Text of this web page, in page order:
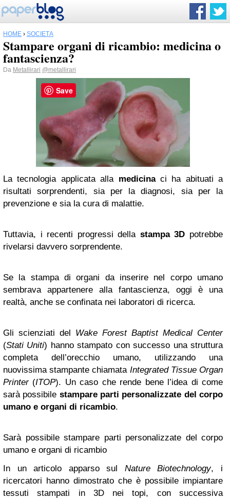
HOME › SOCIETÀ
Stampare organi di ricambio: medicina o
fantascienza?
Da Metallirari @metallirari
La tecnologia applicata alla medicinaci ha abituati a
risultati sorprendenti, sia per la diagnosi, sia per la
prevenzione e sia la cura di malattie.
Tuttavia, i recenti progressi della stampa 3D potrebbe
rivelarsi davvero sorprendente.
Se la stampa di organi da inserire nel corpo umano
sembrava appartenere alla fantascienza, oggi è una
realtà, anche se confinata nei laboratori di ricerca.
Gli scienziati del Wake Forest Baptist Medical Center
(Stati Uniti) hanno stampato con successo una struttura
completa dell’orecchio umano, utilizzando una
nuovissima stampante chiamata Integrated Tissue Organ
Printer(ITOP). Un caso che rende bene l’idea di come
sarà possibile stampare parti personalizzate del corpo
umano e organi di ricambio.
Sarà possibile stampare parti personalizzate del corpo
umano e organi di ricambio
In un articolo apparso sul Nature Biotechnology, i
ricercatori hanno dimostrato che è possibile impiantare
tessuti stampati in 3D nei topi, con successiva
Save